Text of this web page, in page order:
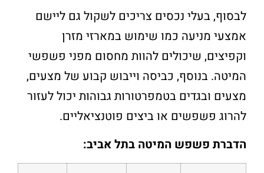
לבסוף, בעלי נכסים צריכים לשקול גם ליישם
אמצעי מניעה כמו שימוש במארזי מזרן
וקפיצים, שיכולים להוות מחסום מפני פשפשי
המיטה. בנוסף, כביסה וייבוש קבוע של מצעים,
מצעים ובגדים בטמפרטורות גבוהות יכול לעזור
להרוג פשפשים או ביצים פוטנציאליים.
הדברת פשפש המיטה בתל אביב: